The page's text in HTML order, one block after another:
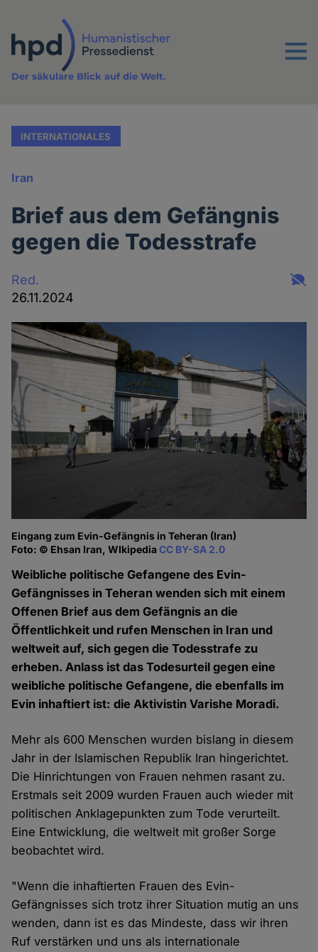
Inhalt
Menu
Der säkulare Blick auf die Welt.
INTERNATIONALES
Iran
Brief aus dem Gefängnis
gegen die Todesstrafe
Red.
26.11.2024
Eingang zum Evin-Gefängnis in Teheran (Iran)
Foto: © Ehsan Iran, WIkipediaCC BY-SA 2.0
Weibliche politische Gefangene des Evin-
Gefängnisses in Teheran wenden sich mit einem
Offenen Brief aus dem Gefängnis an die
Öffentlichkeit und rufen Menschen in Iran und
weltweit auf, sich gegen die Todesstrafe zu
erheben. Anlass ist das Todesurteil gegen eine
weibliche politische Gefangene, die ebenfalls im
Evin inhaftiert ist: die Aktivistin Varishe Moradi.
Mehr als 600 Menschen wurden bislang in diesem
Jahr in der Islamischen Republik Iran hingerichtet.
Die Hinrichtungen von Frauen nehmen rasant zu.
Erstmals seit 2009 wurden Frauen auch wieder mit
politischen Anklagepunkten zum Tode verurteilt.
Eine Entwicklung, die weltweit mit großer Sorge
beobachtet wird.
"Wenn die inhaftierten Frauen des Evin-
Gefängnisses sich trotz ihrer Situation mutig an uns
wenden, dann ist es das Mindeste, dass wir ihren
Ruf verstärken und uns als internationale